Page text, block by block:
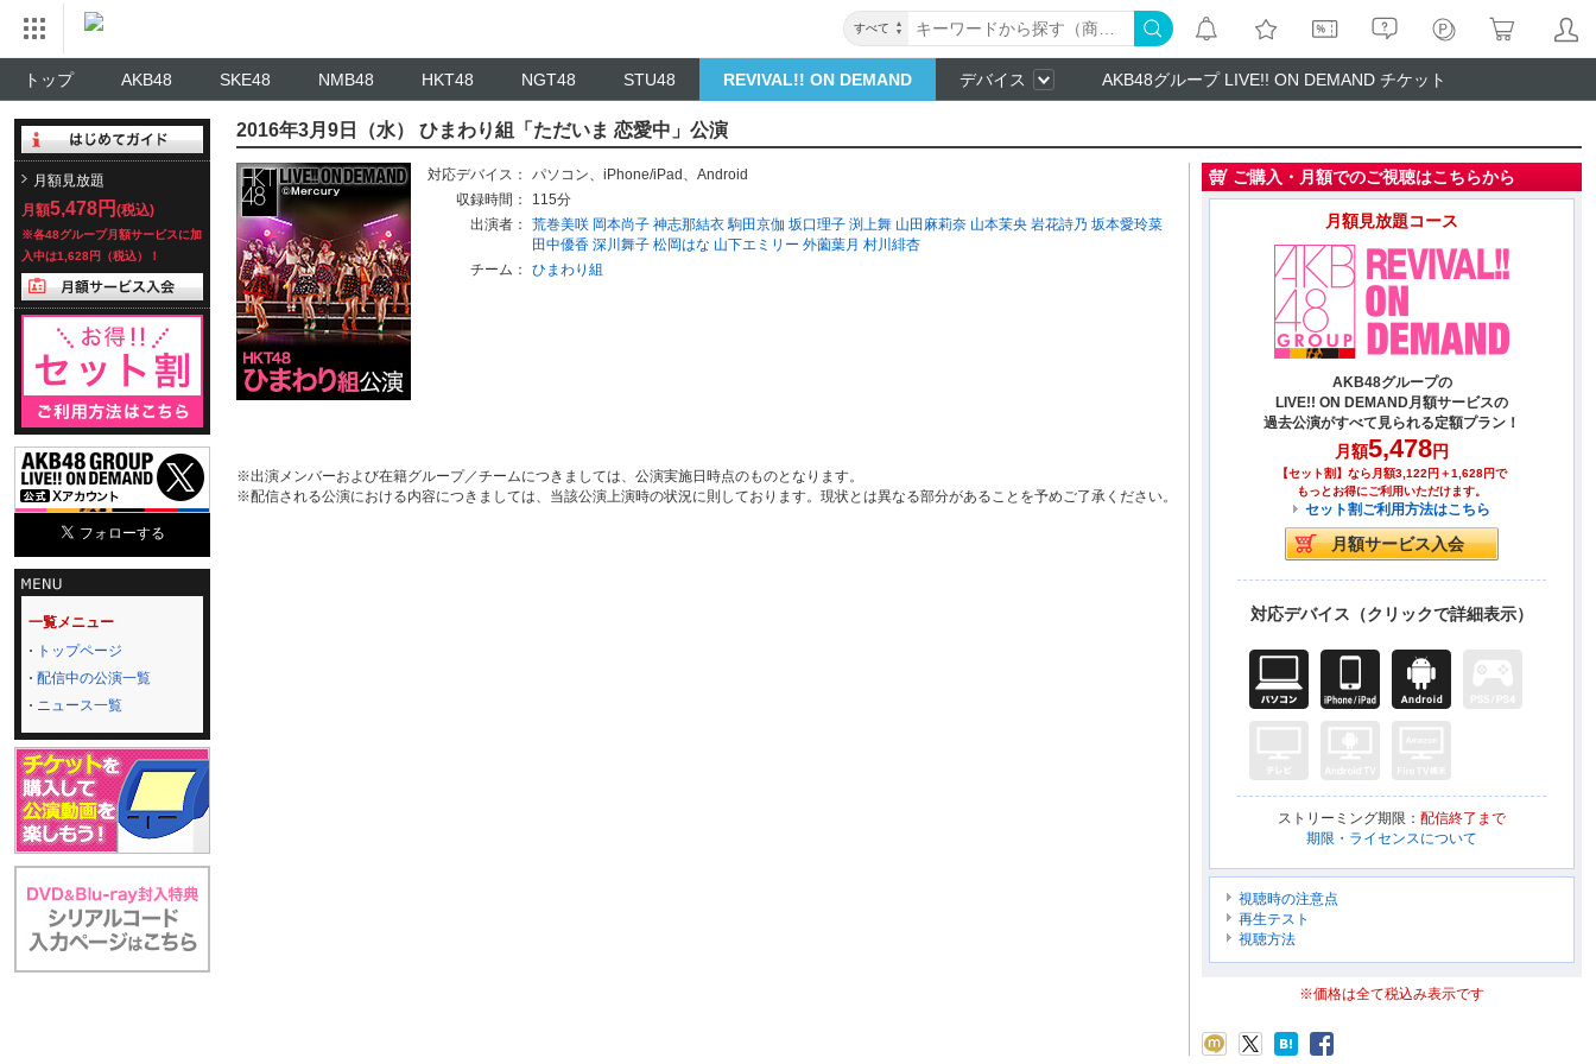
すべて
トップ AKB48 SKE48 NMB48 HKT48 NGT48 STU48 REVIVAL!! ON DEMAND デバイス AKB48グループ LIVE!! ON DEMAND チケット
月額見放題
月額5,478円 (税込)
※各48グループ月額サービスに加
入中は1,628円（税込）！
一覧メニュー
トップページ
配信中の公演一覧
ニュース一覧
2016年3月9日（水） ひまわり組「ただいま 恋愛中」公演
対応デバイス： パソコン、 iPhone/iPad 、 Android
収録時間：
115分
出演者：
荒巻美咲 岡本尚子 神志那結衣 駒田京伽 坂口理子 渕上舞 山田麻莉奈 山本茉央 岩花詩乃 坂本愛玲菜
田中優香 深川舞子 松岡はな 山下エミリー 外薗葉月 村川緋杏
チーム：
ひまわり組
※出演メンバーおよび在籍グループ／チームにつきましては、公演実施日時点のものとなります。
※配信される公演における内容につきましては、当該公演上演時の状況に則しております。現状とは異なる部分があることを予めご了承ください。
ご購入・月額でのご視聴はこちらから
月額見放題コース
AKB48グループの
LIVE!! ON DEMAND月額サービスの
過去公演がすべて見られる定額プラン！
月額5,478円
【セット割】なら月額3,122円＋1,628円で
もっとお得にご利用いただけます。
セット割ご利用方法はこちら
対応デバイス（クリックで詳細表示）
ストリーミング期限： 配信終了まで
期限・ライセンスについて
視聴時の注意点
再生テスト
視聴方法
※価格は全て税込み表示です